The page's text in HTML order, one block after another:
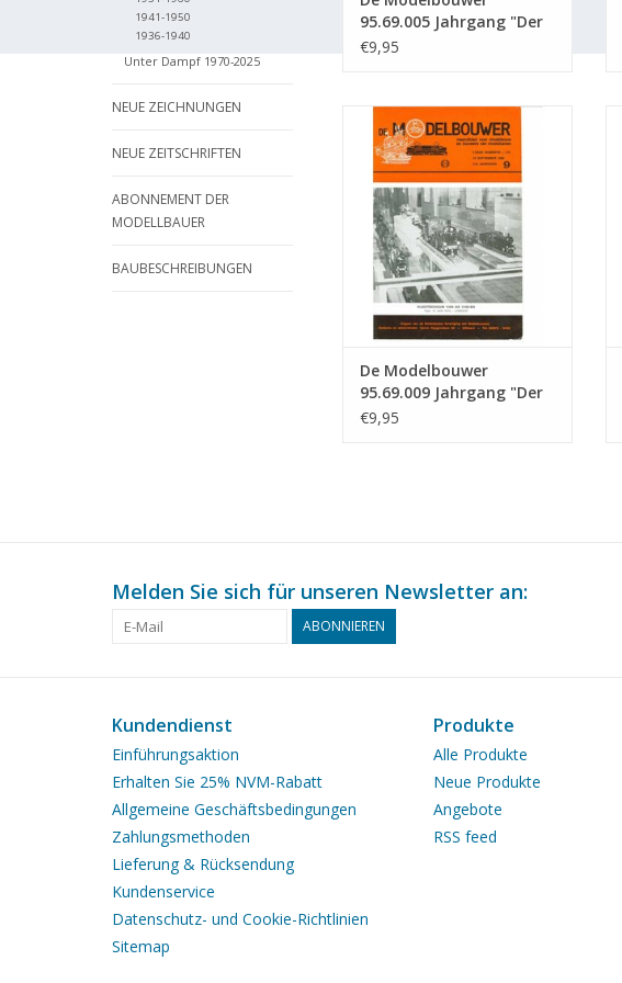
1941-1950
1936-1940
Unter Dampf 1970-2025
NEUE ZEICHNUNGEN
NEUE ZEITSCHRIFTEN
ABONNEMENT DER
MODELLBAUER
BAUBESCHREIBUNGEN
95.69.005 Jahrgang "Der
Modellbauer" Ausgabe :
€9,95
De Modelbouwer 95.69.009
Jahrgang "Der Modellbauer"
Ausgabe : 69.009 (PDF)
ZUM WARENKORB HINZUFÜGEN
De Modelbouwer
95.69.009 Jahrgang "Der
Modellbauer" Ausgabe :
€9,95
Melden Sie sich für unseren Newsletter an:
ABONNIEREN
Kundendienst
Einführungsaktion
Erhalten Sie 25% NVM-Rabatt
Allgemeine Geschäftsbedingungen
Zahlungsmethoden
Lieferung & Rücksendung
Kundenservice
Datenschutz- und Cookie-Richtlinien
Sitemap
Produkte
Alle Produkte
Neue Produkte
Angebote
RSS feed